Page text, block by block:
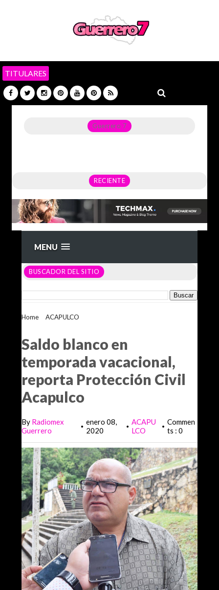
TITULARES
Guerrero 7
RECIENTE
MENU
BUSCADOR DEL SITIO
Home ACAPULCO
Saldo blanco en
temporada vacacional,
reporta Protección Civil
Acapulco
By Radiomex
Guerrero
• enero 08,
2020
• ACAPU
LCO
• Commen
ts : 0